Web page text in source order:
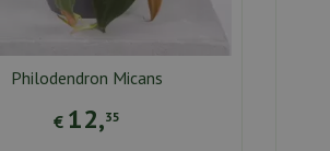
Philodendron Micans
€ 12,35